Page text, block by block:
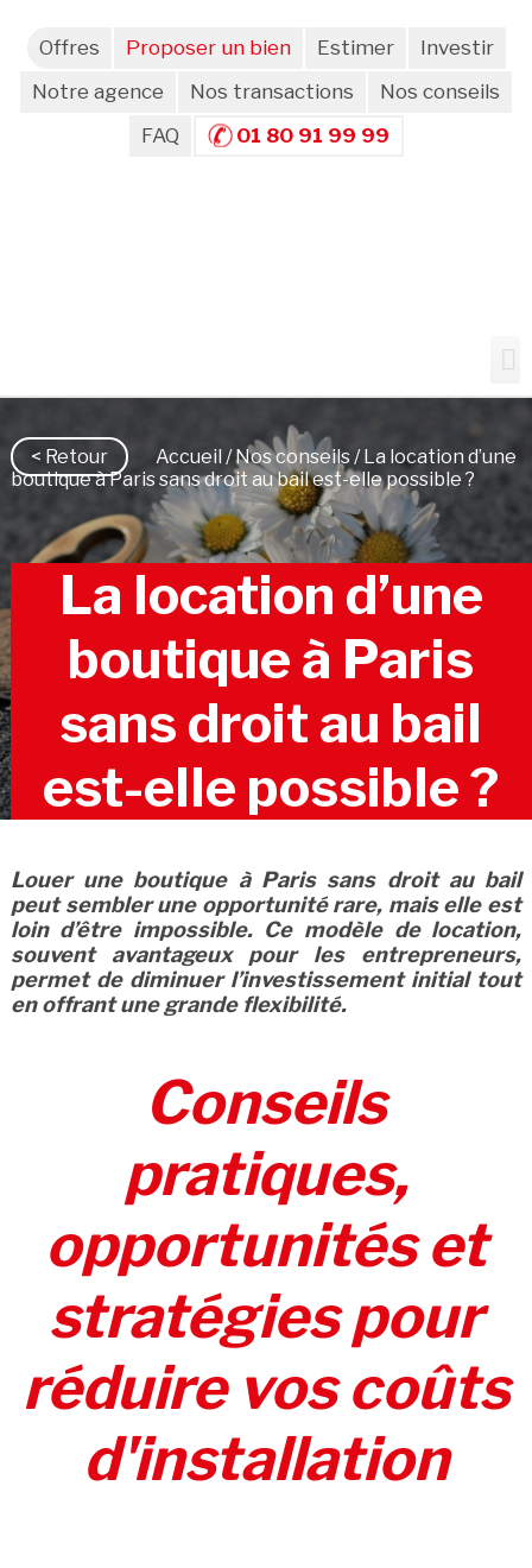
Offres Proposer un bien Estimer
Investir
Notre agence
Nos transactions
Nos conseils
FAQ
01 80 91 99 99
< Retour Accueil /Nos conseils/ La location d’une
boutique à Paris sans droit au bail est-elle possible ?
La location d’une
boutique à Paris
sans droit au bail
est-elle possible ?
Louer une boutique à Paris sans droit au bail
peut sembler une opportunité rare, mais elle est
loin d’être impossible. Ce modèle de location,
souvent avantageux pour les entrepreneurs,
permet de diminuer l’investissement initial tout
en offrant une grande flexibilité.
Conseils
pratiques,
opportunités et
stratégies pour
réduire vos coûts
d'installation